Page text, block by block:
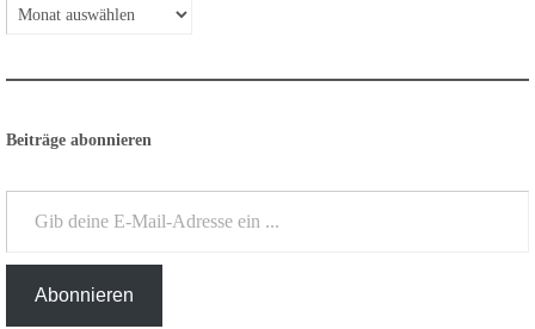
Beiträge abonnieren
Gib deine E-Mail-Adresse ein ...
Abonnieren